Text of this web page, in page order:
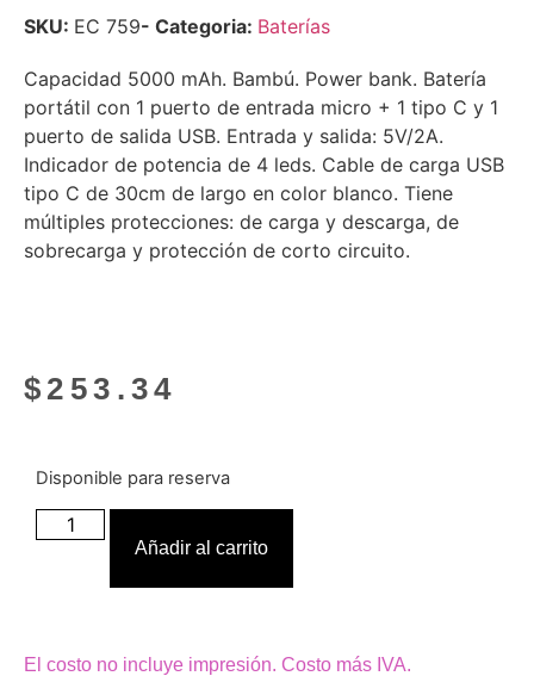
SKU: EC 759- Categoria: Baterías
Capacidad 5000 mAh. Bambú. Power bank. Batería
portátil con 1 puerto de entrada micro + 1 tipo C y 1
puerto de salida USB. Entrada y salida: 5V/2A.
Indicador de potencia de 4 leds. Cable de carga USB
tipo C de 30cm de largo en color blanco. Tiene
múltiples protecciones: de carga y descarga, de
sobrecarga y protección de corto circuito.
$ 253.34
Disponible para reserva
Añadir al carrito
El costo no incluye impresión. Costo más IVA.